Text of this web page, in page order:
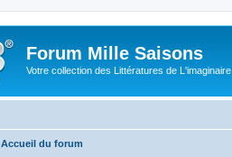
Forum Mille Saisons
Votre collection des Littératures de L'imaginaire
Accueil du forum